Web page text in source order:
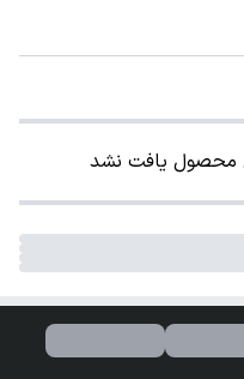
محصول یافت نشد